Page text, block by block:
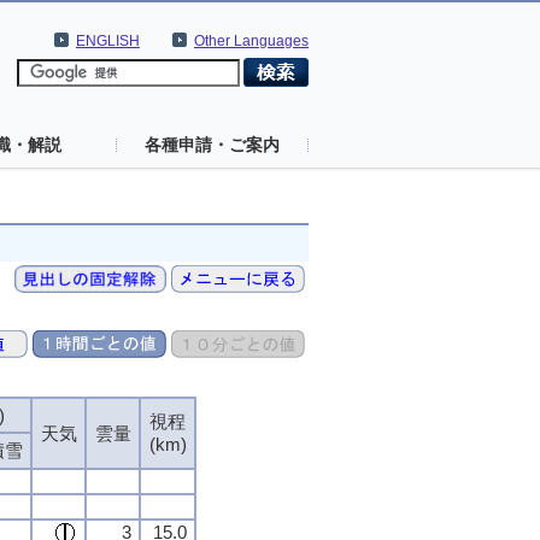
Other Languages
ENGLISH
・解説 各種申請・ご案内
天気
雲量
視程
(km)
雪
3
15.0
天気
雲量
視程
(km)
雪
3
15.0
天気
雲量
視程
(km)
雪
3
15.0
天気
雲量
視程
(km)
雪
3
15.0